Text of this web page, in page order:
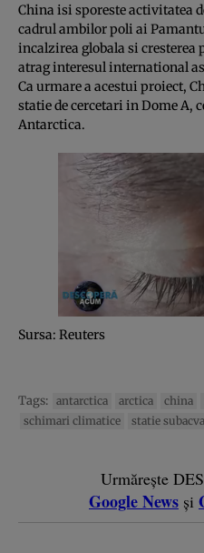
China isi sporeste activitatea
cadrul ambilor poli ai
incalzirea globala si
atrag interesul international
Ca urmare a acestui proiect,
statie de cercetari in Dome A,
Antarctica.
Sursa: Reuters
Tags: antarctica arctica china
schimari climatice
statie
Urmărește
Google News și